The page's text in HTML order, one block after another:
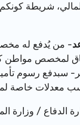
شريطة كونكم
- من يُدفع له
لمخصص مواطن
سبدفع رسوم
خاصة
الدفاع / وزارة